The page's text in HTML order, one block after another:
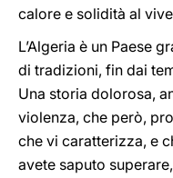
calore e solidità al
L’Algeria è un Paese
di tradizioni, fin dai
Una storia dolorosa,
violenza, che però,
che vi caratterizza, e
avete saputo